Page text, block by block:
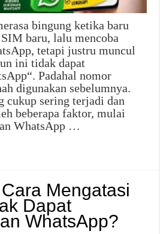
bingung ketika baru
baru, lalu mencoba
tetapi justru muncul
ini tidak dapat
Padahal nomor
digunakan sebelumnya.
cukup sering terjadi dan
beberapa faktor, mulai
WhatsApp …
Mengatasi
Dapat
WhatsApp?